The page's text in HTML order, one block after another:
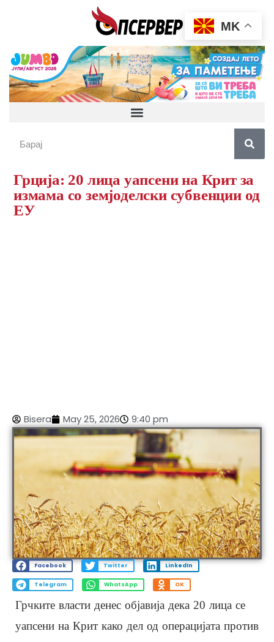
Грција: 20 лица уапсени на Крит за
измама со земјоделски субвенции од
ЕУ
Bisera May 25, 2026 9:40 pm
Facebook Twitter LinkedIn
Telegram WhatsApp OK
Грчките власти денес објавија дека 20 лица се
уапсени на Крит како дел од операцијата против
MK